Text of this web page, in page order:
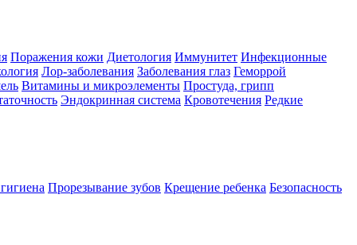
Поражения кожи Диетология Иммунитет Инфекционные
Лор-заболевания Заболевания глаз Геморрой
Витамины и микроэлементы Простуда, грипп
Эндокринная система Кровотечения Редкие
Прорезывание зубов Крещение ребенка Безопасность